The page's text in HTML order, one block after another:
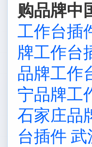
购品牌中
工作台插
牌工作台
品牌工作
宁品牌工
石家庄品
台插件 武